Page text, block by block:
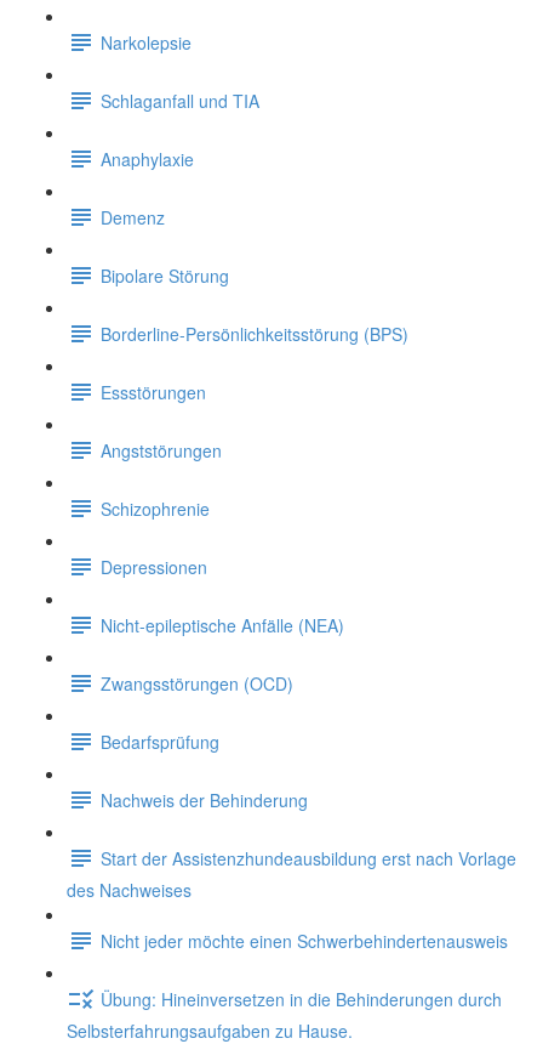
Narkolepsie
Schlaganfall und TIA
Anaphylaxie
Demenz
Bipolare Störung
Borderline-Persönlichkeitsstörung (BPS)
Essstörungen
Angststörungen
Schizophrenie
Depressionen
Nicht-epileptische Anfälle (NEA)
Zwangsstörungen (OCD)
Bedarfsprüfung
Nachweis der Behinderung
Start der Assistenzhundeausbildung erst nach Vorlage
des Nachweises
Nicht jeder möchte einen Schwerbehindertenausweis
Übung: Hineinversetzen in die Behinderungen durch
Selbsterfahrungsaufgaben zu Hause.